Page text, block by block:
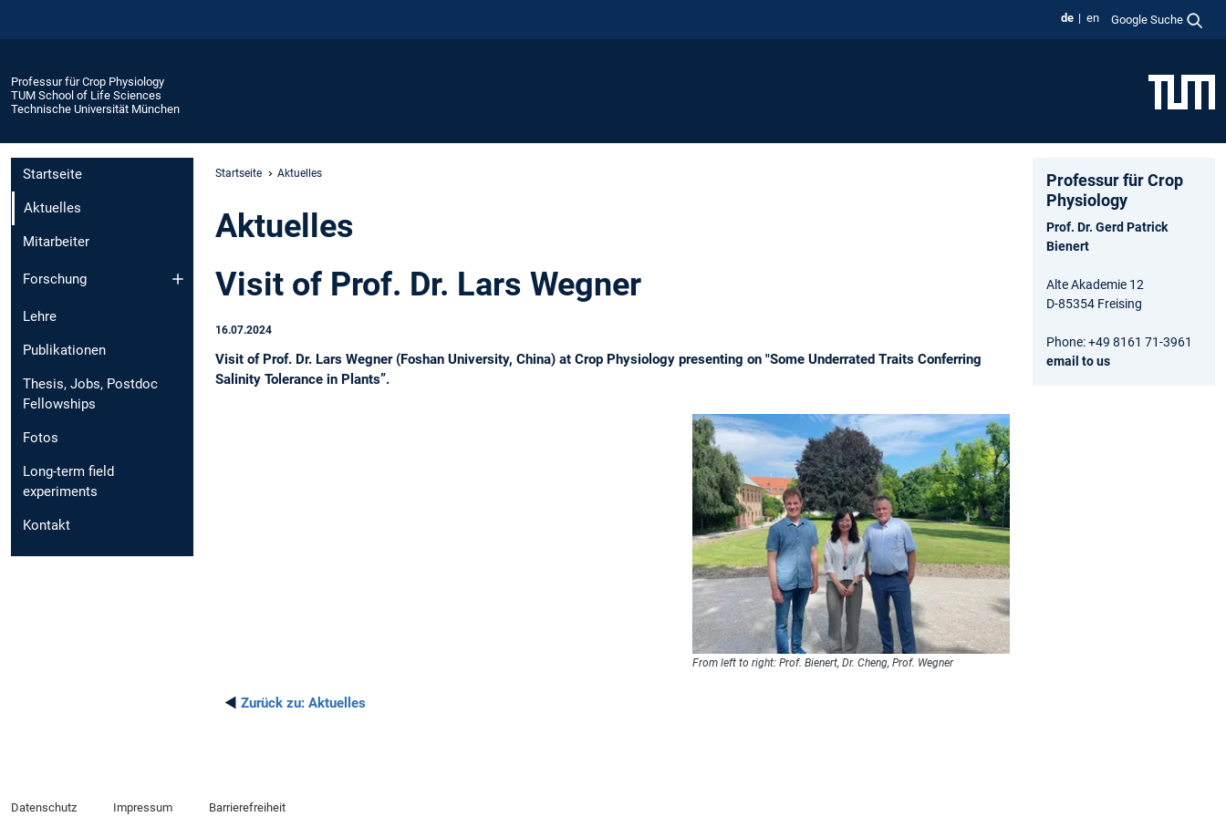
de en Google Suche
Professur für Crop Physiology
TUM School of Life Sciences
Technische Universität München
Startseite
Aktuelles
Mitarbeiter
Forschung
Lehre
Publikationen
Thesis, Jobs, Postdoc
Fellowships
Fotos
Long-term field
experiments
Kontakt
Startseite Aktuelles
Aktuelles
Visit of Prof. Dr. Lars Wegner
16.07.2024
Visit of Prof. Dr. Lars Wegner (Foshan University, China) at Crop Physiology presenting on "Some Underrated Traits Conferring
Salinity Tolerance in Plants”.
From left to right: Prof. Bienert, Dr. Cheng, Prof. Wegner
◄ Zurück zu: Aktuelles
Professur für Crop
Physiology
Prof. Dr. Gerd Patrick
Bienert
Alte Akademie 12
D-85354 Freising
Phone: +49 8161 71-3961
email to us
Datenschutz Impressum Barrierefreiheit